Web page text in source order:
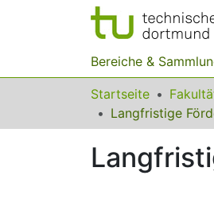
Bereiche &
Startseite